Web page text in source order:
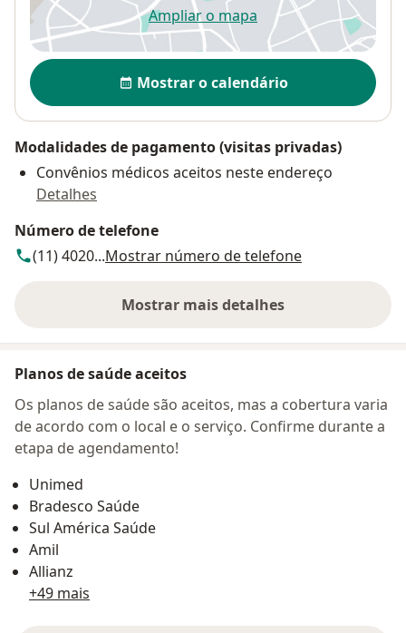
Ampliar o mapaabre num novo separador
Disponibilidade
Mostrar o calendário
Modalidades de pagamento (visitas privadas)
Convênios médicos aceitos neste endereço
Detalhes
Número de telefone
(11) 4020...Mostrar número de telefone
Mostrar mais detalhes
sobre o endereço
Planos de saúde aceitos
Os planos de saúde são aceitos, mas a cobertura varia
de acordo com o local e o serviço. Confirme durante a
etapa de agendamento!
Unimed
Bradesco Saúde
Sul América Saúde
Amil
Allianz
+49 mais